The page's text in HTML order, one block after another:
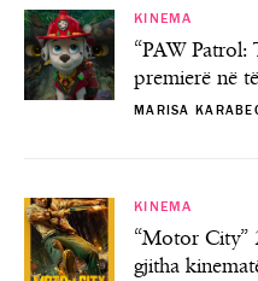
KINEMA
“PAW
premierë në
MARISA
KINEMA
“Motor City”
gjitha